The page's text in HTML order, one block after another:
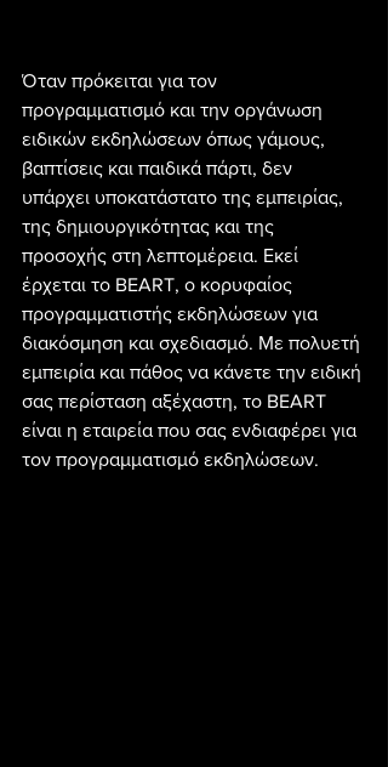
Όταν πρόκειται για τον
προγραμματισμό και την οργάνωση
ειδικών εκδηλώσεων όπως γάμους,
βαπτίσεις και παιδικά πάρτι, δεν
υπάρχει υποκατάστατο της εμπειρίας,
της δημιουργικότητας και της
προσοχής στη λεπτομέρεια. Εκεί
έρχεται το BEART, ο κορυφαίος
προγραμματιστής εκδηλώσεων για
διακόσμηση και σχεδιασμό. Με πολυετή
εμπειρία και πάθος να κάνετε την ειδική
σας περίσταση αξέχαστη, το BEART
είναι η εταιρεία που σας ενδιαφέρει για
τον προγραμματισμό εκδηλώσεων.